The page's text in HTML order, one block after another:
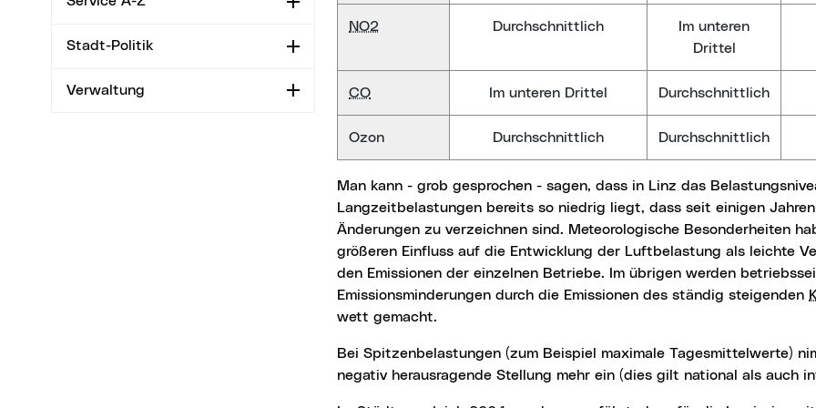
Stadt-Politik Aufklappen
Verwaltung Aufklappen
NO2 durchschnittlich
Drittel
CO im unteren Drittel durchschnittlich
Ozon durchschnittlich durchschnittlich
Man kann - grob gesprochen - sagen, dass in Linz das Belastungsniveau der
Langzeitbelastungen bereits so niedrig liegt, dass seit einigen Jahren
Änderungen zu verzeichnen sind. Meteorologische Besonderheiten
größeren Einfluss auf die Entwicklung der Luftbelastung als leichte
den Emissionen der einzelnen Betriebe. Im übrigen werden
Emissionsminderungen durch die Emissionen des ständig steigenden
wett gemacht.
Bei Spitzenbelastungen (zum Beispiel maximale Tagesmittelwerte) nimmt Linz keine
negativ herausragende Stellung mehr ein (dies gilt national als auch